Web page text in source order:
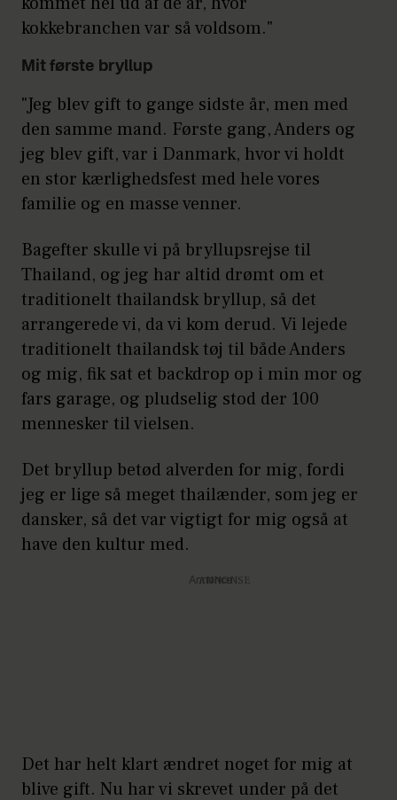
kokkebranchen var så voldsom."
Mit første bryllup
"Jeg blev gift to gange sidste år, men med
den samme mand. Første gang, Anders og
jeg blev gift, var i Danmark, hvor vi holdt
en stor kærlighedsfest med hele vores
familie og en masse venner.
Bagefter skulle vi på bryllupsrejse til
Thailand, og jeg har altid drømt om et
traditionelt thailandsk bryllup, så det
arrangerede vi, da vi kom derud. Vi lejede
traditionelt thailandsk tøj til både Anders
og mig, fik sat et backdrop op i min mor og
fars garage, og pludselig stod der 100
mennesker til vielsen.
Det bryllup betød alverden for mig, fordi
jeg er lige så meget thailænder, som jeg er
dansker, så det var vigtigt for mig også at
have den kultur med.
Annonce
Det har helt klart ændret noget for mig at
blive gift. Nu har vi skrevet under på det